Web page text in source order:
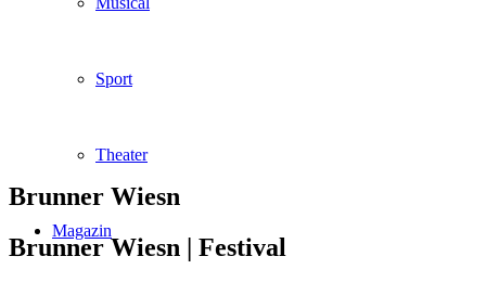
Sport
Theater
Magazin
Brunner Wiesn
Brunner Wiesn | Festival